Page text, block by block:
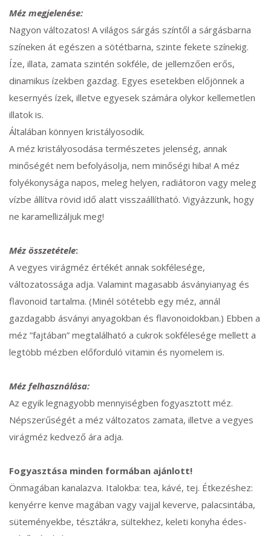
Méz megjelenése:
Nagyon változatos! A világos sárgás színtől a sárgásbarna
színeken át egészen a sötétbarna, szinte fekete színekig.
Íze, illata, zamata szintén sokféle, de jellemzően erős,
dinamikus ízekben gazdag. Egyes esetekben előjönnek a
kesernyés ízek, illetve egyesek számára olykor kellemetlen
illatok is.
Általában könnyen kristályosodik.
A méz kristályosodása természetes jelenség, annak
minőségét nem befolyásolja, nem minőségi hiba! A méz
folyékonysága napos, meleg helyen, radiátoron vagy meleg
vízbe állítva rövid idő alatt visszaállítható. Vigyázzunk, hogy
ne karamellizáljuk meg!
Méz összetétele:
A vegyes virágméz értékét annak sokfélesége,
változatossága adja. Valamint magasabb ásványianyag és
flavonoid tartalma. (Minél sötétebb egy méz, annál
gazdagabb ásványi anyagokban és flavonoidokban.) Ebben a
méz ”fajtában” megtalálható a cukrok sokfélesége mellett a
legtöbb mézben előforduló vitamin és nyomelem is.
Méz felhasználása:
Az egyik legnagyobb mennyiségben fogyasztott méz.
Népszerűségét a méz változatos zamata, illetve a vegyes
virágméz kedvező ára adja.
Fogyasztása minden formában ajánlott!
Önmagában kanalazva. Italokba: tea, kávé, tej. Étkezéshez:
kenyérre kenve magában vagy vajjal keverve, palacsintába,
süteményekbe, tésztákra, sültekhez, keleti konyha édes-